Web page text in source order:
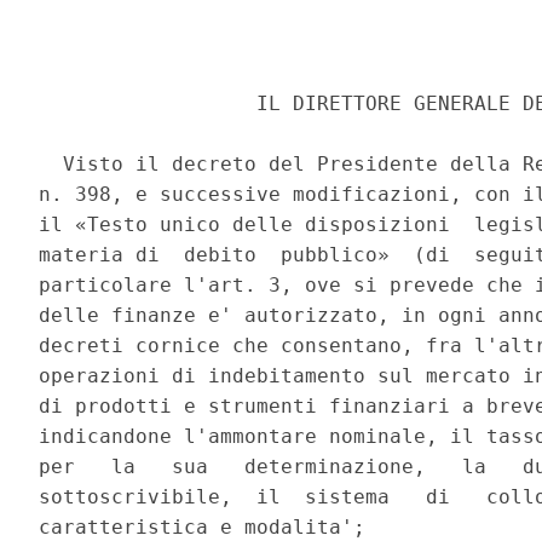
IL DIRETTORE GENERALE
Visto il decreto del Presidente della
n. 398, e successive modificazioni, con
il «Testo unico delle disposizioni
materia di  debito  pubblico»  (di
particolare l'art. 3, ove si prevede che
delle finanze e' autorizzato, in ogni
decreti cornice che consentano, fra
operazioni di indebitamento sul mercato
di prodotti e strumenti finanziari a
indicandone l'ammontare nominale, il
per   la   sua   determinazione,   la
sottoscrivibile,  il  sistema   di
caratteristica e modalita';